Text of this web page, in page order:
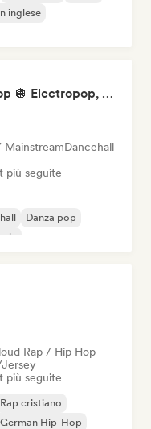
inglese
Can't Stop Won't Stop 🪩 Electropop, Dance-Pop & Nu Disco
Dancehall
più seguite
Danza pop
Rap / Hip Hop
più seguite
Rap cristiano
Hip-Hop